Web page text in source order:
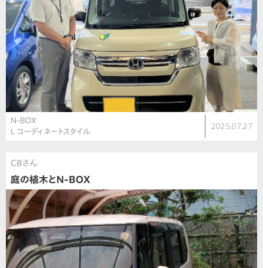
N-BOX
L コーディネートスタイル
2025.07.27
CBさん
庭の植木とN-BOX